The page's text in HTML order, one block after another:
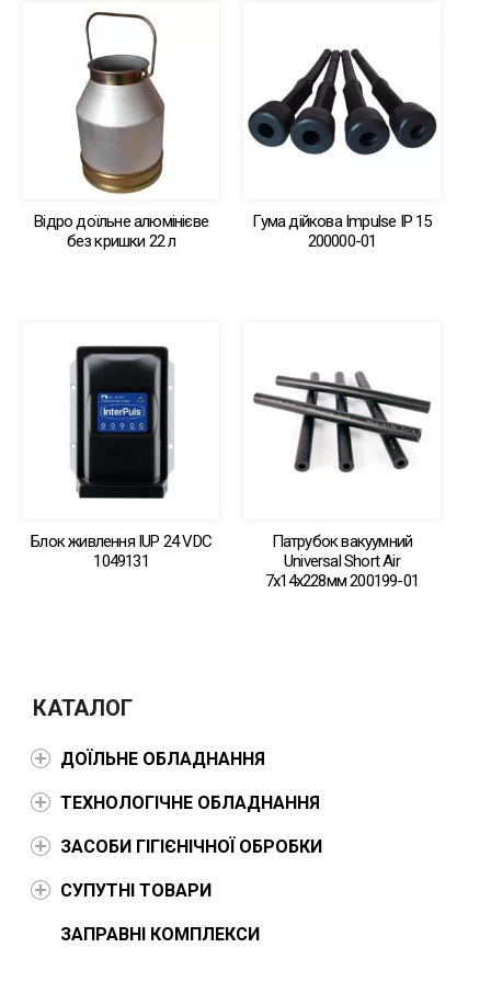
Відро доїльне алюмінієве
без кришки 22 л
Гума дійкова Impulse IP 15
200000-01
Блок живлення IUP 24 VDC
1049131
Патрубок вакуумний
Universal Short Air
7х14х228мм 200199-01
КАТАЛОГ
ДОЇЛЬНЕ ОБЛАДНАННЯ
ТЕХНОЛОГІЧНЕ ОБЛАДНАННЯ
ЗАСОБИ ГІГІЄНІЧНОЇ ОБРОБКИ
СУПУТНІ ТОВАРИ
ЗАПРАВНІ КОМПЛЕКСИ